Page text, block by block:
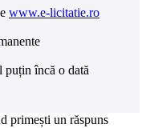
www.e-licitatie.ro
încă o dată
primești un răspuns